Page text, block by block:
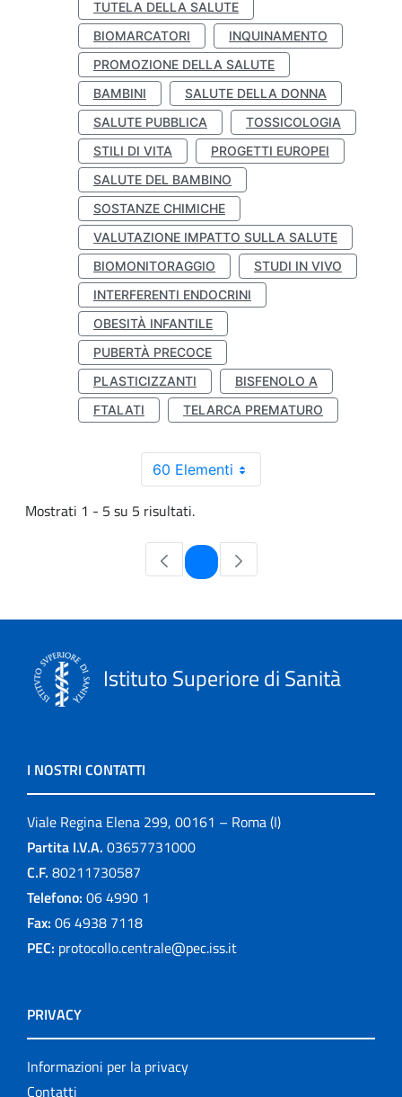
TUTELA DELLA SALUTE
BIOMARCATORI
INQUINAMENTO
PROMOZIONE DELLA SALUTE
BAMBINI
SALUTE DELLA DONNA
SALUTE PUBBLICA
TOSSICOLOGIA
STILI DI VITA
PROGETTI EUROPEI
SALUTE DEL BAMBINO
SOSTANZE CHIMICHE
VALUTAZIONE IMPATTO SULLA SALUTE
BIOMONITORAGGIO
STUDI IN VIVO
INTERFERENTI ENDOCRINI
OBESITÀ INFANTILE
PUBERTÀ PRECOCE
PLASTICIZZANTI
BISFENOLO A
FTALATI
TELARCA PREMATURO
60 Elementi
Mostrati 1 - 5 su 5 risultati.
Pagina
Istituto Superiore di Sanità
I NOSTRI CONTATTI
Viale Regina Elena 299, 00161 – Roma (I)
Partita I.V.A. 03657731000
C.F. 80211730587
Telefono: 06 4990 1
Fax: 06 4938 7118
PEC: protocollo.centrale@pec.iss.it
PRIVACY
Informazioni per la privacy
Contatti